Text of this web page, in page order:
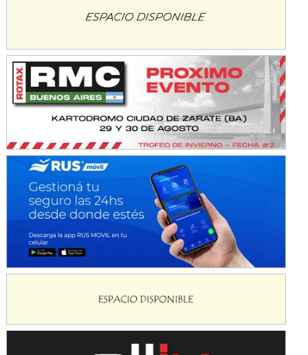
Trenque Lauquen (Buenos Aires)
ENTRERRIANO - F6 (POSTERGADA)
Parque de la Velocidad (Asfalto)
Villaguay (Entre Ríos)
El Cerro (Tierra)
Victoria (Entre Ríos)
PATAGONICO - F6
Moto Club Reginense (Tierra)
Gral. E. Godoy (Río Negro)
CSK - F7
Juventud Unida (Tierra)
Humboldt (Santa Fe)
Ciudad de Avellaneda (Asfalto)